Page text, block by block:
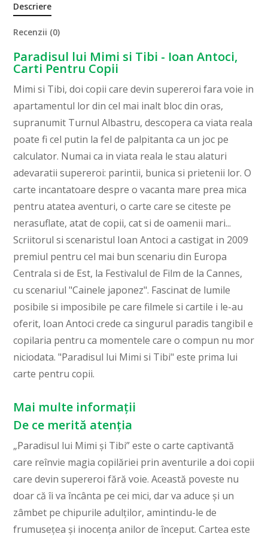
Descriere
Recenzii (0)
Paradisul lui Mimi si Tibi - Ioan Antoci,
Carti Pentru Copii
Mimi si Tibi, doi copii care devin supereroi fara voie in
apartamentul lor din cel mai inalt bloc din oras,
supranumit Turnul Albastru, descopera ca viata reala
poate fi cel putin la fel de palpitanta ca un joc pe
calculator. Numai ca in viata reala le stau alaturi
adevaratii supereroi: parintii, bunica si prietenii lor. O
carte incantatoare despre o vacanta mare prea mica
pentru atatea aventuri, o carte care se citeste pe
nerasuflate, atat de copii, cat si de oamenii mari...
Scriitorul si scenaristul Ioan Antoci a castigat in 2009
premiul pentru cel mai bun scenariu din Europa
Centrala si de Est, la Festivalul de Film de la Cannes,
cu scenariul "Cainele japonez". Fascinat de lumile
posibile si imposibile pe care filmele si cartile i le-au
oferit, Ioan Antoci crede ca singurul paradis tangibil e
copilaria pentru ca momentele care o compun nu mor
niciodata. "Paradisul lui Mimi si Tibi" este prima lui
carte pentru copii.
Mai multe informații
De ce merită atenția
„Paradisul lui Mimi și Tibi” este o carte captivantă
care reînvie magia copilăriei prin aventurile a doi copii
care devin supereroi fără voie. Această poveste nu
doar că îi va încânta pe cei mici, dar va aduce și un
zâmbet pe chipurile adulților, amintindu-le de
frumusețea și inocența anilor de început. Cartea este